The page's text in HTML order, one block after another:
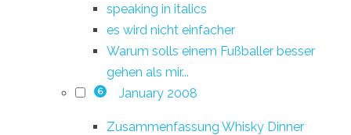
speaking in italics
es wird nicht einfacher
Warum solls einem Fußballer besser
gehen als mir...
6 January 2008
Zusammenfassung Whisky Dinner